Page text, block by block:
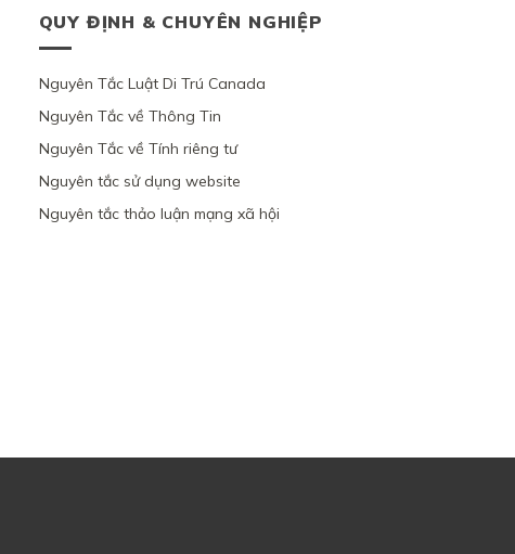
QUY ĐỊNH & CHUYÊN NGHIỆP
Nguyên Tắc Luật Di Trú Canada
Nguyên Tắc về Thông Tin
Nguyên Tắc về Tính riêng tư
Nguyên tắc sử dụng website
Nguyên tắc thảo luận mạng xã hội